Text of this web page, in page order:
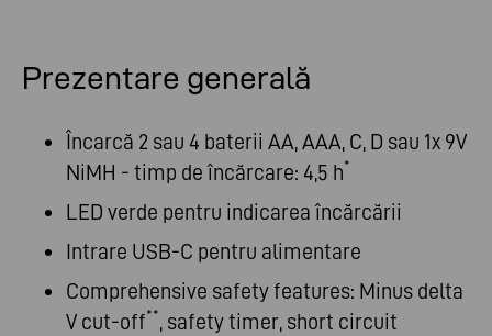
Prezentare generală
Încarcă 2 sau 4 baterii AA, AAA, C, D sau 1x 9V
NiMH - timp de încărcare: 4,5 h*
LED verde pentru indicarea încărcării
Intrare USB-C pentru alimentare
Comprehensive safety features: Minus delta
V cut-off**, safety timer, short circuit